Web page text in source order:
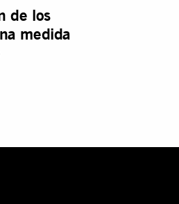
de los
medida